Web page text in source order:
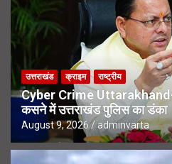
उत्तराखंड क्राइम राष्ट्रीय
Cyber Crime Uttarakhand-
कसने में उत्तराखंड पुलिस का डंका
August 9, 2026 adminvarta